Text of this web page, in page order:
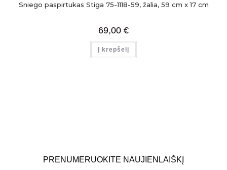
Sniego paspirtukas Stiga 75-1118-59, žalia, 59 cm x 17 cm
69,00 €
Į krepšelį
PRENUMERUOKITE NAUJIENLAIŠKĮ